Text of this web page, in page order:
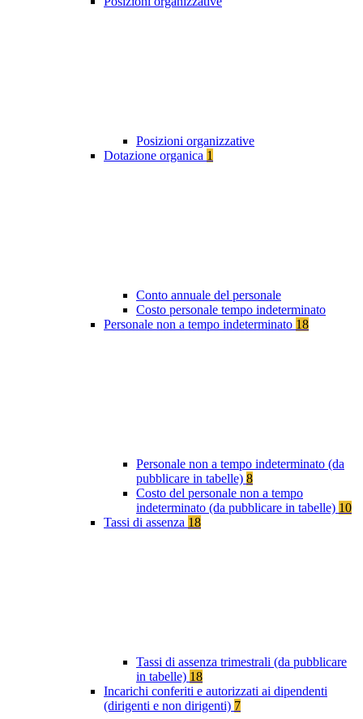
Posizioni organizzative
Dotazione organica 1
Conto annuale del personale
Costo personale tempo indeterminato
Personale non a tempo indeterminato 18
Personale non a tempo indeterminato (da
pubblicare in tabelle) 8
Costo del personale non a tempo
indeterminato (da pubblicare in tabelle) 10
Tassi di assenza 18
Tassi di assenza trimestrali (da pubblicare
in tabelle) 18
Incarichi conferiti e autorizzati ai dipendenti
(dirigenti e non dirigenti) 7